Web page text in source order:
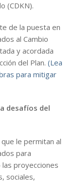
(CDKN).
de la puesta en
al Cambio
y acordada
del Plan.(Lea
para mitigar
desafíos del
le permitan al
para
proyecciones
sociales,